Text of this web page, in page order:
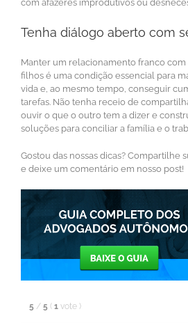
com afazeres improdutivos ou
Tenha diálogo aberto com
Manter um relacionamento franco
filhos é uma condição essencial para
vida e, ao mesmo tempo, conseguir
tarefas. Não tenha receio de
ouvir o que o outro tem a dizer e
soluções para conciliar a família e o
Gostou das nossas dicas? Compartilhe
e deixe um comentário em nosso post!
5 / 5 ( 1 vote )